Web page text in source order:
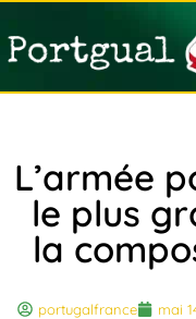
L’armée
le plus
la
portugalfrance mai